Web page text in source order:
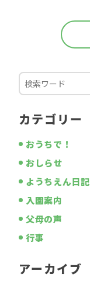
カテゴリー
おうちで！
おしらせ
ようちえん日記
入園案内
父母の声
行事
アーカイブ